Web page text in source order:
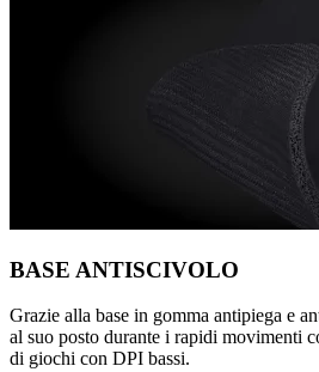
BASE ANTISCIVOLO
Grazie alla base in gomma antipiega e
al suo posto durante i rapidi movimenti
di giochi con DPI bassi.